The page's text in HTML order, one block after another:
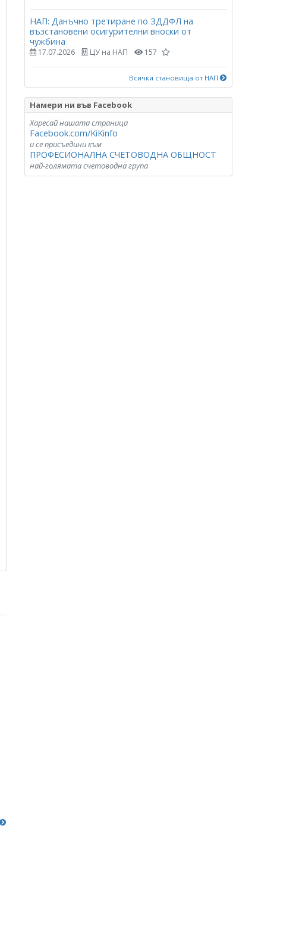
НАП: Данъчно третиране по ЗДДФЛ на
възстановени осигурителни вноски от
чужбина
17.07.2026 ЦУ на НАП 157
Всички становища от НАП
Намери ни във Facebook
Харесай нашата страница
Facebook.com/KiKinfo
и се присъедини към
ПРОФЕСИОНАЛНА СЧЕТОВОДНА ОБЩНОСТ
най-голямата счетоводна група